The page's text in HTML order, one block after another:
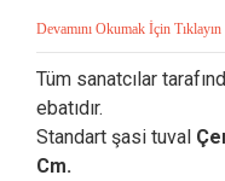
Devamını Okumak İçin Tıklayın
Tüm sanatcılar
ebatıdır.
Standart şasi tuval
Cm.